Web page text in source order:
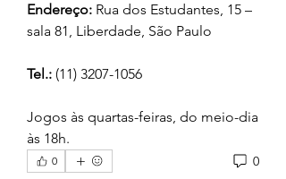
Endereço: Rua dos Estudantes, 15 –
sala 81, Liberdade, São Paulo
Tel.: (11) 3207-1056
Jogos às quartas-feiras, do meio-dia
às 18h.
0 0